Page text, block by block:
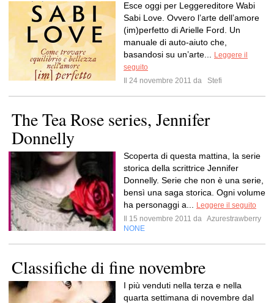
Esce oggi per Leggereditore Wabi
Sabi Love. Ovvero l’arte dell’amore
(im)perfetto di Arielle Ford. Un
manuale di auto-aiuto che,
basandosi su un’arte...
Leggere il
seguito
Il 24 novembre 2011 da
Stefi
The Tea Rose series, Jennifer
Donnelly
Scoperta di questa mattina, la serie
storica della scrittrice Jennifer
Donnelly. Serie che non è una serie,
bensì una saga storica. Ogni volume
ha personaggi a...
Leggere il seguito
Il 15 novembre 2011 da Azurestrawberry
NONE
Classifiche di fine novembre
I più venduti nella terza e nella
quarta settimana di novembre dal